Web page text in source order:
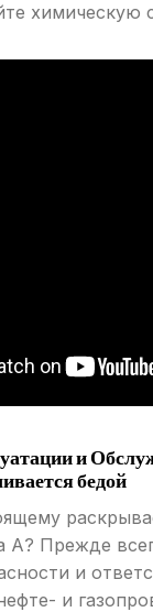
химическую
и
бедой
А? Прежде
и
и